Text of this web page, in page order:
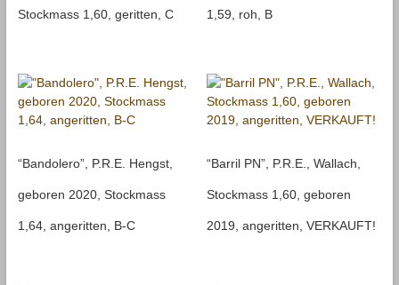
Stockmass 1,60, geritten, C 1,59, roh, B
“Bandolero”, P.R.E. Hengst,
geboren 2020, Stockmass
1,64, angeritten, B-C
“Barril PN”, P.R.E., Wallach,
Stockmass 1,60, geboren
2019, angeritten, VERKAUFT!